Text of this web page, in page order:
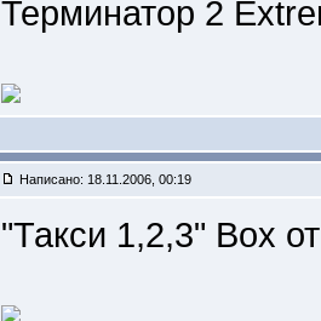
Терминатор 2
Написано: 18.11.2006, 00:19
"Такси 1,2,3" Box